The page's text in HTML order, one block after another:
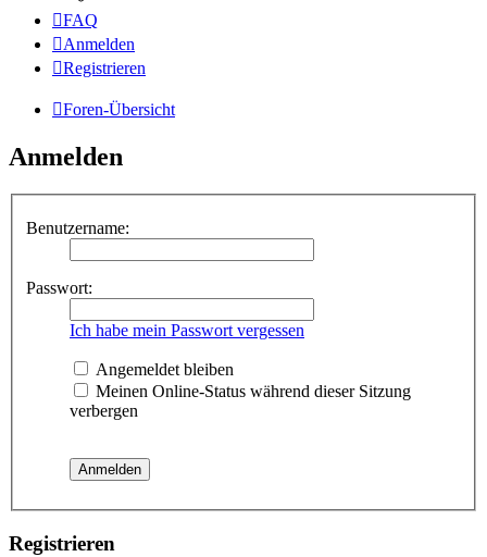
FAQ
Anmelden
Registrieren
Foren-Übersicht
Anmelden
Benutzername:
Passwort:
Ich habe mein Passwort vergessen
Angemeldet bleiben
Meinen Online-Status während dieser Sitzung
verbergen
Registrieren